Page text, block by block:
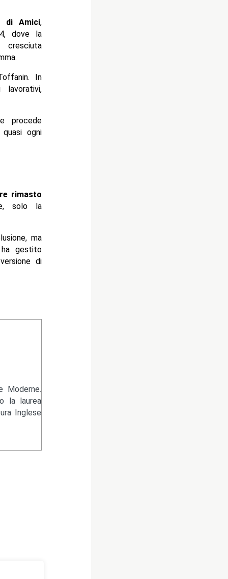
di Amici,
dove la
In
lavorativi,
procede
ogni
rimasto
solo la
ma
gestito
di
Moderne.
la laurea
Inglese